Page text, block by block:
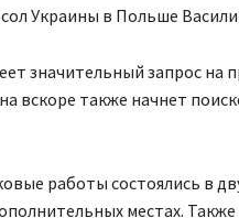
Украины в Польше
значительный запрос на
вскоре также начнет
работы состоялись в
местах. Также